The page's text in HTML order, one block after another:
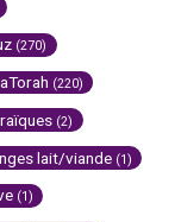
(270)
(220)
(2)
lait/viande (1)
(1)